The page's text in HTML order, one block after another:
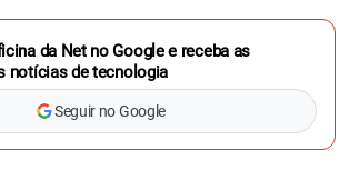
da Net no Google e receba as
notícias de tecnologia
Seguir no Google